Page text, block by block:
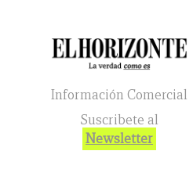
Información Comercial
Suscribete al
Newsletter